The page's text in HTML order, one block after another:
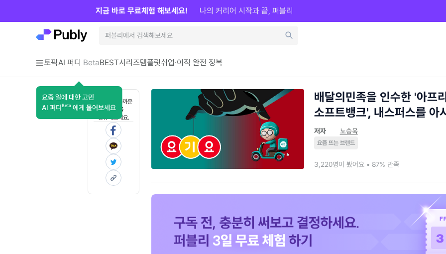
토픽AI 퍼디 Beta
요즘 일에 대한 고민
AI 퍼디 Beta 에게 물어보세요
BEST시리즈템플릿취업·이직 완전 정복
지금 바로 무료체험 해보세요! 나의 커리어 시작과 끝, 퍼블리
혼자 보기 아까운
콘텐츠를
공유해보세요.
배달의민족을 인수한 '아프
소프트뱅크', 내스퍼스를 아
저자 노승욱
요즘 뜨는 브랜드
3,220명이 봤어요 • 87% 만족